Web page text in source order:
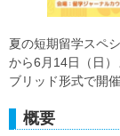
夏の短期留学スペ
から6月14日（日
ブリッド形式で開
概要